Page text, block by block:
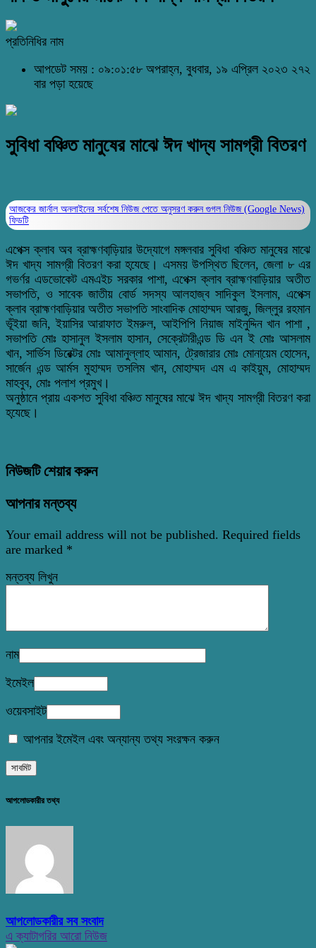
প্রতিনিধির নাম
আপডেট সময় : ০৯:০১:৫৮ অপরাহ্ন, বুধবার, ১৯ এপ্রিল ২০২৩ ২৭২
বার পড়া হয়েছে
সুবিধা বঞ্চিত মানুষের মাঝে ঈদ খাদ্য সামগ্রী বিতরণ
আজকের জার্নাল অনলাইনের সর্বশেষ নিউজ পেতে অনুসরণ করুন গুগল নিউজ (Google News)
ফিডটি
এপেক্স ক্লাব অব ব্রাহ্মণবাড়ি়য়ার উদ্যোগে মঙ্গলবার সুবিধা বঞ্চিত মানুষের মাঝে
ঈদ খাদ্য সামগ্রী বিতরণ করা হযে়ছে। এসময় উপস্থিত ছিলেন, জেলা ৮ এর
গভর্ণর এডভোকেট এমএইচ সরকার পাশা, এপেক্স ক্লাব ব্রাহ্মণবাড়িয়ার অতীত
সভাপতি, ও সাবেক জাতীয় বোর্ড সদস্য আলহাজ্ব সাদিকুল ইসলাম, এপেক্স
ক্লাব ব্রাহ্মণবাড়িয়ার অতীত সভাপতি সাংবাদিক মোহাম্মদ আরজু, জিল্লুর রহমান
ভূঁইয়া জনি, ইয়াসির আরাফাত ইমরুল, আইপিপি নিয়াজ মাইনুদ্দিন খান পাশা ,
সভাপতি মোঃ হাসানুল ইসলাম হাসান, সেক্রেটারীএন্ড ডি এন ই মোঃ আসলাম
খান, সার্ভিস ডিরেক্টর মোঃ আমানুল্লাহ আমান, ট্রেজারার মোঃ মোনায়ে়ম হোসেন,
সার্জেন এন্ড আর্মস মুহাম্মদ তসলিম খান, মোহাম্মদ এম এ কাইয়ুম, মোহাম্মদ
মাহবুব, মোঃ পলাশ প্রমুখ।
অনুষ্ঠানে প্রায় একশত সুবিধা বঞ্চিত মানুষের মাঝে ঈদ খাদ্য সামগ্রী বিতরণ করা
হযে়ছে।
নিউজটি শেয়ার করুন
আপনার মন্তব্য
Your email address will not be published. Required fields
are marked *
মন্তব্য লিখুন
নাম
ইমেইল
ওয়েবসাইট
আপনার ইমেইল এবং অন্যান্য তথ্য সংরক্ষন করুন
আপলোডকারীর তথ্য
আপলোডকারীর সব সংবাদ
এ ক্যাটাগরির আরো নিউজ